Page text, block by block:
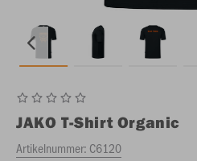
JAKO T-Shirt Organic
Artikelnummer: C6120